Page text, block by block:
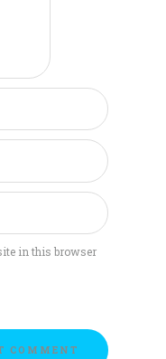
in this browser